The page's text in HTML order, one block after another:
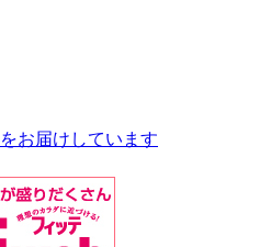
お届けしています